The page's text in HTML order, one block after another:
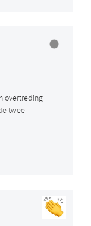
overtreding
twee